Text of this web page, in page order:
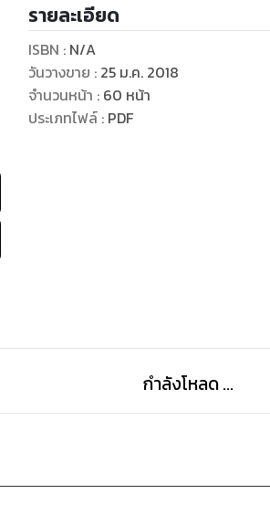
รายละเอียด
ISBN : N/A
วันวางขาย : 25 ม.ค. 2018
จำนวนหน้า : 60 หน้า
ประเภทไฟล์: PDF
กำลังโหลด ...